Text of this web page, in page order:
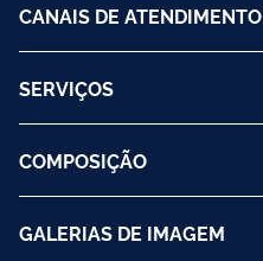
CANAIS DE ATENDIMENTO
SERVIÇOS
COMPOSIÇÃO
GALERIAS DE IMAGEM